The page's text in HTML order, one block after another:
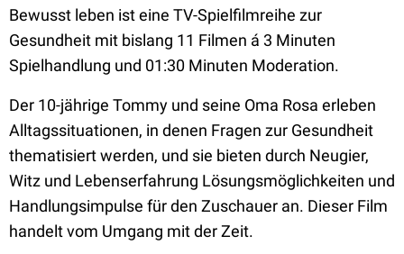
Bewusst leben ist eine TV-Spielfilmreihe zur
Gesundheit mit bislang 11 Filmen á 3 Minuten
Spielhandlung und 01:30 Minuten Moderation.
Der 10-jährige Tommy und seine Oma Rosa erleben
Alltagssituationen, in denen Fragen zur Gesundheit
thematisiert werden, und sie bieten durch Neugier,
Witz und Lebenserfahrung Lösungsmöglichkeiten und
Handlungsimpulse für den Zuschauer an. Dieser Film
handelt vom Umgang mit der Zeit.